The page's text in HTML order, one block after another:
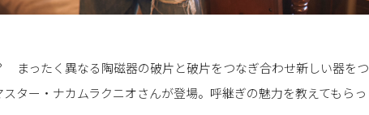
まったく異なる陶磁器の破片と破片をつなぎ合わせ新しい器をつ
ター・ナカムラクニオさんが登場。呼継ぎの魅力を教えてもらっ